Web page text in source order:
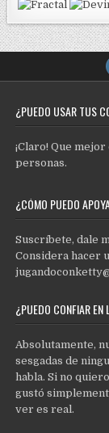
¿PUEDO USAR TUS
¡Claro! Que
personas.
¿CÓMO PUEDO
Suscríbete, dale
Considera hacer
¿PUEDO CONFIAR
Absolutamente,
sesgadas de
habla. Si no
gustó
ver es real.